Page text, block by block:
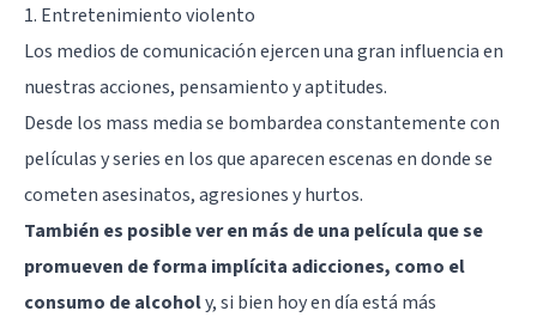
1. Entretenimiento violento
Los medios de comunicación ejercen una gran influencia en
nuestras acciones, pensamiento y aptitudes.
Desde los mass media se bombardea constantemente con
películas y series en los que aparecen escenas en donde se
cometen asesinatos, agresiones y hurtos.
También es posible ver en más de una película que se
promueven de forma implícita adicciones, como el
consumo de alcoholy, si bien hoy en día está más